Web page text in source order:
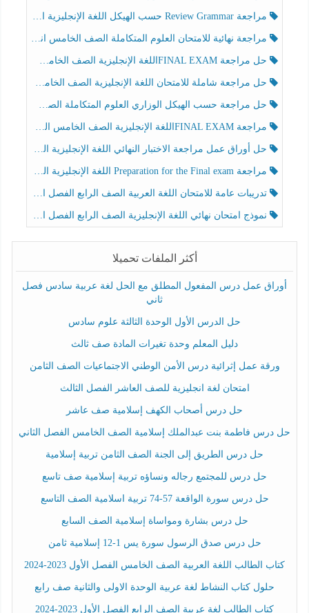
مراجعة Review Grammar حسب الهيكل اللغة الإنجليزية الصف الخامس الفصل الثالث
مراجعة نهائية للامتحان العلوم المتكاملة الصف الخامس انسبير الفصل الثالث
حل مراجعة FINAL EXAMاللغة الإنجليزية الصف الخامس الفصل الثالث
حل مراجعة شاملة للامتحان اللغة الإنجليزية الصف الخامس الفصل الثالث
حل مراجعة حسب الهيكل الوزاري العلوم المتكاملة الصف الخامس عام الفصل الثالث
مراجعة FINAL EXAMاللغة الإنجليزية الصف الخامس الفصل الثالث
حل أوراق عمل مراجعة الاختبار النهائي اللغة الإنجليزية الصف الرابع الفصل الثالث
مراجعة Preparation for the Final exam اللغة الإنجليزية الصف الرابع الفصل الثالث
تدريبات عامة للامتحان اللغة العربية الصف الرابع الفصل الثالث
نموذج امتحان نهائي اللغة الإنجليزية الصف الرابع الفصل الثالث
أكثر الملفات تحميلا
أوراق عمل درس المفعول المطلق مع الحل لغة عربية سادس فصل
ثاني
حل الدرس الأول الوحدة الثالثة علوم سادس
دليل المعلم وحدة تغيرات المادة صف ثالث
ورقة عمل إثرائية درس الأمن الوطني الاجتماعيات الصف الثامن
امتحان لغة انجليزية للصف العاشر الفصل الثالث
حل درس أصحاب الكهف إسلامية صف عاشر
حل درس فاطمة بنت عبدالملك إسلامية الصف الخامس الفصل الثاني
حل درس الطريق إلى الجنة الصف الثامن تربية إسلامية
حل درس للمجتمع رجاله ونساؤه تربية إسلامية صف تاسع
حل درس سورة الواقعة 57-74 تربية اسلامية الصف التاسع
حل درس بشارة ومواساة إسلامية الصف السابع
حل درس صدق الرسول سورة يس 1-12 إسلامية ثامن
كتاب الطالب اللغة العربية الصف الخامس الفصل الأول 2023-2024
حلول كتاب النشاط لغة عربية الوحدة الاولى والثانية صف رابع
كتاب الطالب لغة عربية الصف الرابع الفصل الأول 2023-2024